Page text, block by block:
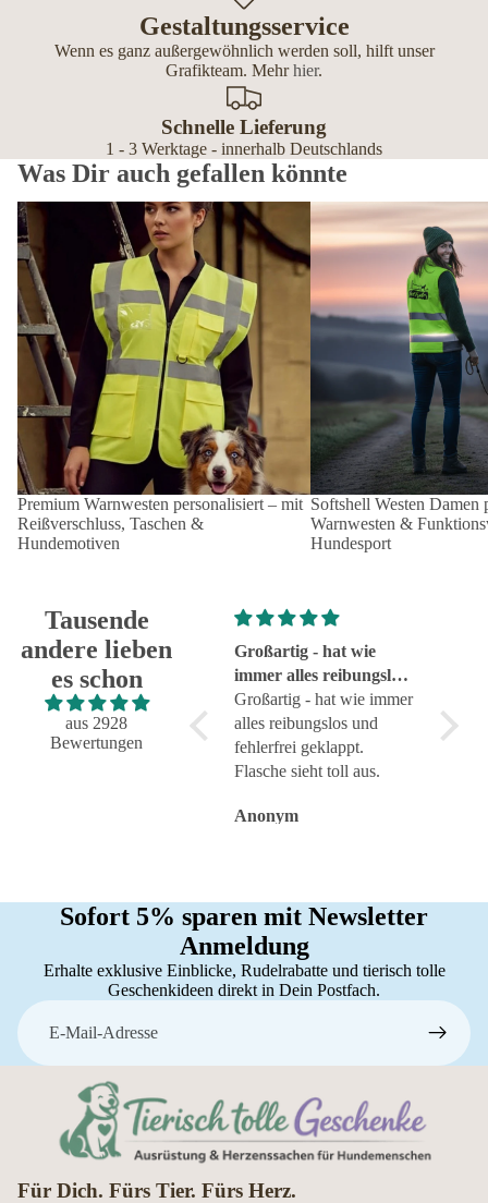
Gestaltungsservice
Wenn es ganz außergewöhnlich werden soll, hilft unser
Grafikteam. Mehrhier.
Schnelle Lieferung
1 - 3 Werktage - innerhalb Deutschlands
Was Dir auch gefallen könnte
Premium Warnwesten personalisiert – mit Reißverschluss, Taschen
Premium Warnwesten personalisiert – mit
Reißverschluss, Taschen &
Hundemotiven
Softshell Westen
Softshell Westen Damen
Warnwesten &
Hundesport
Tausende
andere lieben
es schon
aus 2928
Bewertungen
Super!
Super!
Großartig - hat wie
immer alles reibungslos
und fehlerfrei geklappt
Großartig - hat wie immer
alles reibungslos und
fehlerfrei geklappt.
Flasche sieht toll aus.
Anonym
Sofort 5% sparen mit Newsletter
Anmeldung
Erhalte exklusive Einblicke, Rudelrabatte und tierisch tolle
Geschenkideen direkt in Dein Postfach.
E-Mail
Für Dich. Fürs Tier. Fürs Herz.